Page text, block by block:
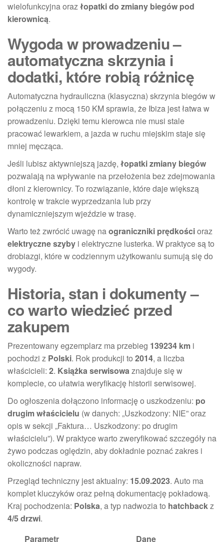
wielofunkcyjna orazłopatki do zmiany biegów pod
kierownicą.
Wygoda w prowadzeniu –
automatyczna skrzynia i
dodatki, które robią różnicę
Automatyczna hydrauliczna (klasyczna) skrzynia biegów w
połączeniu z mocą 150 KM sprawia, że Ibiza jest łatwa w
prowadzeniu. Dzięki temu kierowca nie musi stale
pracować lewarkiem, a jazda w ruchu miejskim staje się
mniej męcząca.
Jeśli lubisz aktywniejszą jazdę, łopatki zmiany biegów
pozwalają na wpływanie na przełożenia bez zdejmowania
dłoni z kierownicy. To rozwiązanie, które daje większą
kontrolę w trakcie wyprzedzania lub przy
dynamiczniejszym wjeździe w trasę.
Warto też zwrócić uwagę naograniczniki prędkościoraz
elektryczne szyby i elektryczne lusterka. W praktyce są to
drobiazgi, które w codziennym użytkowaniu sumują się do
wygody.
Historia, stan i dokumenty –
co warto wiedzieć przed
zakupem
Prezentowany egzemplarz ma przebieg 139234 km i
pochodzi z Polski. Rok produkcji to 2014, a liczba
właścicieli: 2. Książka serwisowaznajduje się w
komplecie, co ułatwia weryfikację historii serwisowej.
Do ogłoszenia dołączono informację o uszkodzeniu: po
drugim właścicielu (w danych: „Uszkodzony: NIE” oraz
opis w sekcji „Faktura… Uszkodzony: po drugim
właścicielu”). W praktyce warto zweryfikować szczegóły na
żywo podczas oględzin, aby dokładnie poznać zakres i
okoliczności napraw.
Przegląd techniczny jest aktualny: 15.09.2023. Auto ma
komplet kluczyków oraz pełną dokumentację pokładową.
Kraj pochodzenia: Polska, a typ nadwozia to hatchbackz
4/5 drzwi.
Parametr
Dane